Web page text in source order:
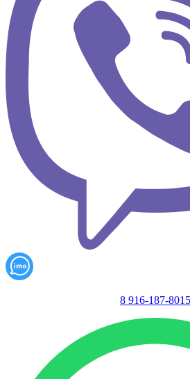
8 916-187-8015